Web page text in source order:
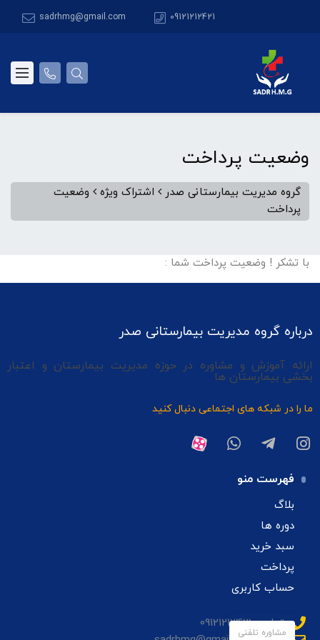
09121212421
sadrhmg@gmail.com
وضعیت پرداخت
گروه مدیریت بیمارستانی صدر اشتراک ویژه
وضعیت
پرداخت
با تشکر ! وضعیت پرداخت شما :
درباره گروه مدیریت بیمارستانی صدر
ارائه آموزش و مشاوره در حوزه مدیریت بیمارستان و اعتبار
بخشی بیمارستان ها
ما را در شبکه های اجتماعی دنبال کنید
فهرست منو
بلاگ
دوره ها
سبد خرید
پرداخت
حساب کاربری
تماس: 09121212421
مشاوره تلفنی